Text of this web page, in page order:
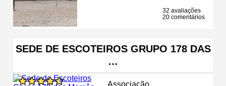
32 avaliações
20 comentários
SEDE DE ESCOTEIROS GRUPO 178 DAS
…
Associação